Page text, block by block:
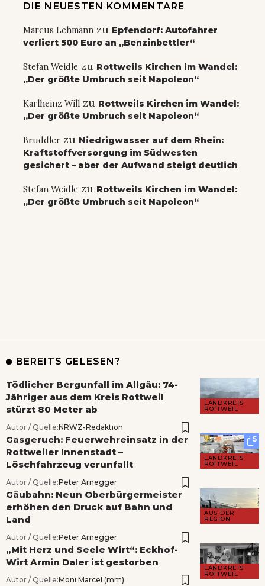
DIE NEUESTEN KOMMENTARE
Marcus Lehmann zu Epfendorf: Autofahrer
verliert 500 Euro an „Benzinbettler“
Stefan Weidle zu Rottweils Kirchen im Wandel:
„Der größte Umbruch seit Napoleon“
Karlheinz Will zu Rottweils Kirchen im Wandel:
„Der größte Umbruch seit Napoleon“
Bruddler zu Niedrigwasser auf dem Rhein:
Kraftstoffversorgung im Südwesten
gesichert – aber der Aufwand steigt deutlich
Stefan Weidle zu Rottweils Kirchen im Wandel:
„Der größte Umbruch seit Napoleon“
BEREITS GELESEN?
LANDKREIS
ROTTWEIL
Tödlicher Bergunfall im Allgäu: 74-
Jähriger aus dem Kreis Rottweil
stürzt 80 Meter ab
Autor / Quelle:NRWZ-Redaktion
5
LANDKREIS
ROTTWEIL
Gasgeruch: Feuerwehreinsatz in der
Rottweiler Innenstadt –
Löschfahrzeug verunfallt
Autor / Quelle:Peter Arnegger
AUS DER
REGION
Gäubahn: Neun Oberbürgermeister
erhöhen den Druck auf Bahn und
Land
Autor / Quelle:Peter Arnegger
LANDKREIS
ROTTWEIL
„Mit Herz und Seele Wirt“: Eckhof-
Wirt Armin Daler ist gestorben
Autor / Quelle:Moni Marcel (mm)